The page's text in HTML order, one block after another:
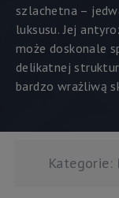
szlachetna –
luksusu. Jej
może doskonale
delikatnej
bardzo wrażliwą
Kategorie: